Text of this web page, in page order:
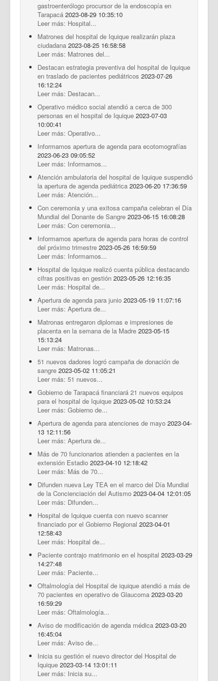
gastroenterólogo procursor de la endoscopía en
Tarapacá 2023-08-29 10:35:10
Leer más: Hospital...
Matrones del hospital de Iquique realizarán plaza
ciudadana 2023-08-25 16:58:58
Leer más: Matrones del...
Destacan estrategia preventiva del hospital de Iquique
en traslado de pacientes pediátricos 2023-07-26
16:12:24
Leer más: Destacan...
Operativo médico social atendió a cerca de 300
personas en el hospital de Iquique 2023-07-03
10:00:41
Leer más: Operativo...
Informamos apertura de agenda para ecotomografías
2023-06-23 09:05:52
Leer más: Informamos...
Atención ambulatoria del hospital de Iquique suspendió
la apertura de agenda pediátrica 2023-06-20 17:36:59
Leer más: Atención...
Con ceremonia y una exitosa campaña celebran el Día
Mundial del Donante de Sangre 2023-06-15 16:08:28
Leer más: Con ceremonia...
Informamos apertura de agenda para horas de control
del próximo trimestre 2023-05-26 16:59:59
Leer más: Informamos...
Hospital de Iquique realizó cuenta pública destacando
cifras positivas en gestión 2023-05-26 12:16:35
Leer más: Hospital de...
Apertura de agenda para junio 2023-05-19 11:07:16
Leer más: Apertura de...
Matronas entregaron diplomas e impresiones de
placenta en la semana de la Madre 2023-05-15
15:13:24
Leer más: Matronas...
51 nuevos dadores logró campaña de donación de
sangre 2023-05-02 11:05:21
Leer más: 51 nuevos...
Gobierno de Tarapacá financiará 21 nuevos equipos
para el hospital de Iquique 2023-05-02 10:53:24
Leer más: Gobierno de...
Apertura de agenda para atenciones de mayo 2023-04-
13 12:11:56
Leer más: Apertura de...
Más de 70 funcionarios atienden a pacientes en la
extensión Estadio 2023-04-10 12:18:42
Leer más: Más de 70...
Difunden nueva Ley TEA en el marco del Día Mundial
de la Concienciación del Autismo 2023-04-04 12:01:05
Leer más: Difunden...
Hospital de Iquique cuenta con nuevo scanner
financiado por el Gobierno Regional 2023-04-01
12:58:43
Leer más: Hospital de...
Paciente contrajo matrimonio en el hospital 2023-03-29
14:27:48
Leer más: Paciente...
Oftalmología del Hospital de iquique atendió a más de
70 pacientes en operativo de Glaucoma 2023-03-20
16:59:29
Leer más: Oftalmología...
Aviso de modificación de agenda médica 2023-03-20
16:45:04
Leer más: Aviso de...
Inicia su gestión el nuevo director del Hospital de
Iquique 2023-03-14 13:01:11
Leer más: Inicia su...